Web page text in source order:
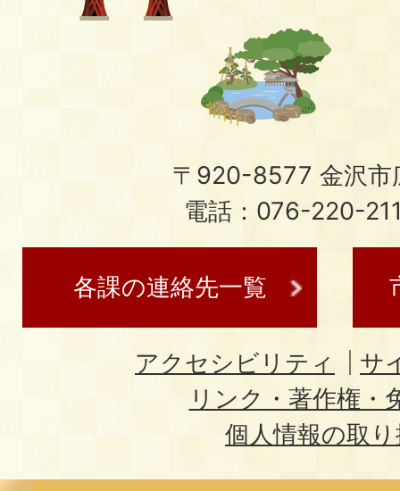
〒920-8577 金沢市
電話：076-220-
各課の連絡先一覧
アクセシビリティ
サ
リンク・著作権・
個人情報の取